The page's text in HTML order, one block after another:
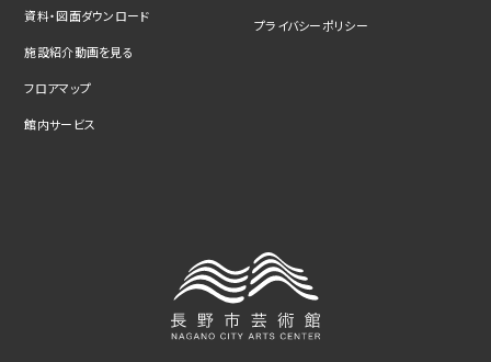
資料・図面ダウンロード
施設紹介動画を見る
フロアマップ
館内サービス
プライバシーポリシー